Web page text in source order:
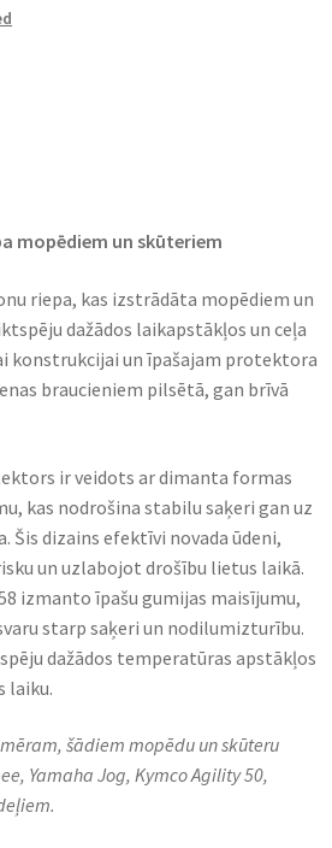
mopēdiem un skūteriem
riepa, kas izstrādāta mopēdiem un
dažādos laikapstākļos un ceļa
konstrukcijai un īpašajam protektora
braucieniem pilsētā, gan brīvā
ir veidots ar dimanta formas
kas nodrošina stabilu saķeri gan uz
Šis dizains efektīvi novada ūdeni,
un uzlabojot drošību lietus laikā.
izmanto īpašu gumijas maisījumu,
starp saķeri un nodilumizturību.
dažādos temperatūras apstākļos
laiku.
šādiem mopēdu un skūteru
Yamaha Jog, Kymco Agility 50,